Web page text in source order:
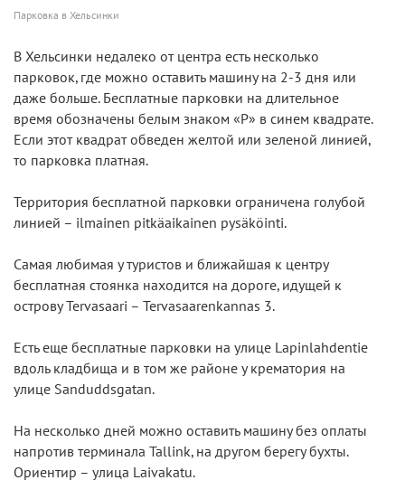
Парковка в Хельсинки
В Хельсинки недалеко от центра есть несколько
парковок, где можно оставить машину на 2-3 дня или
даже больше. Бесплатные парковки на длительное
время обозначены белым знаком «Р» в синем квадрате.
Если этот квадрат обведен желтой или зеленой линией,
то парковка платная.
Территория бесплатной парковки ограничена голубой
линией – ilmainen pitkäaikainen pysäköinti.
Самая любимая у туристов и ближайшая к центру
бесплатная стоянка находится на дороге, идущей к
острову Tervasaari – Tervasaarenkannas 3.
Есть еще бесплатные парковки на улице Lapinlahdentie
вдоль кладбища и в том же районе у крематория на
улице Sanduddsgatan.
На несколько дней можно оставить машину без оплаты
напротив терминала Tallink, на другом берегу бухты.
Ориентир – улица Laivakatu.